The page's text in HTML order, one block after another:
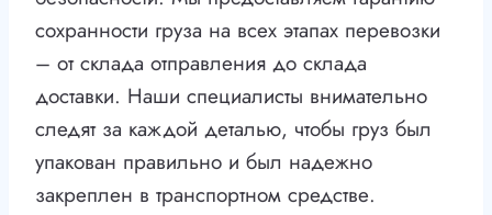
сохранности груза на всех этапах перевозки
– от склада отправления до склада
доставки. Наши специалисты внимательно
следят за каждой деталью, чтобы груз был
упакован правильно и был надежно
закреплен в транспортном средстве.